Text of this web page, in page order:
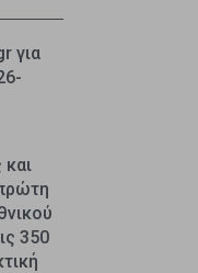
για
350